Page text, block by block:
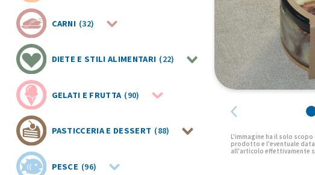
CARNI (32)
DIETE E STILI ALIMENTARI (22)
GELATI E FRUTTA (90)
PASTICCERIA E DESSERT (88)
PESCE (96)